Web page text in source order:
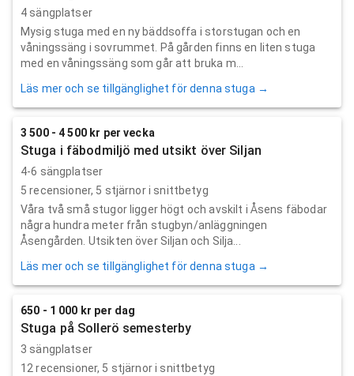
4 sängplatser
Mysig stuga med en ny bäddsoffa i storstugan och en
våningssäng i sovrummet. På gården finns en liten stuga
med en våningssäng som går att bruka m...
Läs mer och se tillgänglighet för denna stuga →
3 500 - 4 500 kr per vecka
Stuga i fäbodmiljö med utsikt över Siljan
4-6 sängplatser
5 recensioner, 5 stjärnor i snittbetyg
Våra två små stugor ligger högt och avskilt i Åsens fäbodar
några hundra meter från stugbyn/anläggningen
Åsengården. Utsikten över Siljan och Silja...
Läs mer och se tillgänglighet för denna stuga →
650 - 1 000 kr per dag
Stuga på Sollerö semesterby
3 sängplatser
12 recensioner, 5 stjärnor i snittbetyg